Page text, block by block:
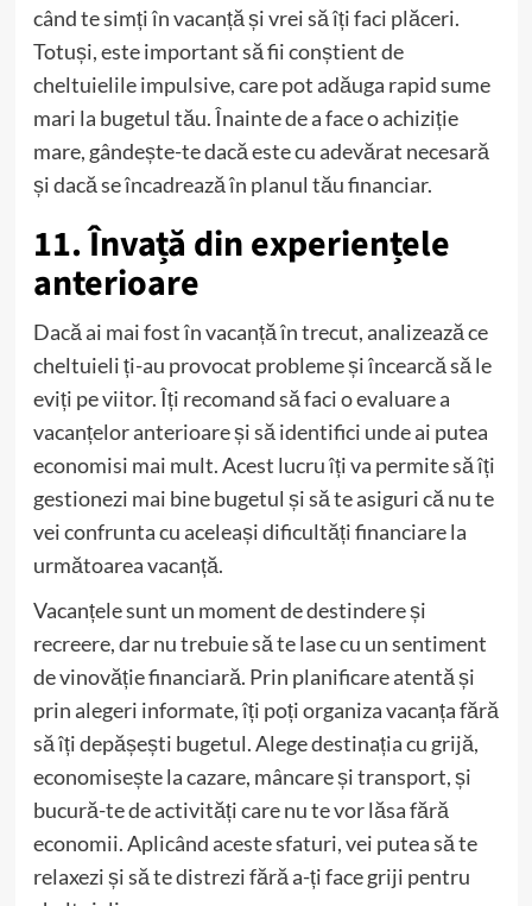
când te simți în vacanță și vrei să îți faci plăceri.
Totuși, este important să fii conștient de
cheltuielile impulsive, care pot adăuga rapid sume
mari la bugetul tău. Înainte de a face o achiziție
mare, gândește-te dacă este cu adevărat necesară
și dacă se încadrează în planul tău financiar.
11. Învață din experiențele
anterioare
Dacă ai mai fost în vacanță în trecut, analizează ce
cheltuieli ți-au provocat probleme și încearcă să le
eviți pe viitor. Îți recomand să faci o evaluare a
vacanțelor anterioare și să identifici unde ai putea
economisi mai mult. Acest lucru îți va permite să îți
gestionezi mai bine bugetul și să te asiguri că nu te
vei confrunta cu aceleași dificultăți financiare la
următoarea vacanță.
Vacanțele sunt un moment de destindere și
recreere, dar nu trebuie să te lase cu un sentiment
de vinovăție financiară. Prin planificare atentă și
prin alegeri informate, îți poți organiza vacanța fără
să îți depășești bugetul. Alege destinația cu grijă,
economisește la cazare, mâncare și transport, și
bucură-te de activități care nu te vor lăsa fără
economii. Aplicând aceste sfaturi, vei putea să te
relaxezi și să te distrezi fără a-ți face griji pentru